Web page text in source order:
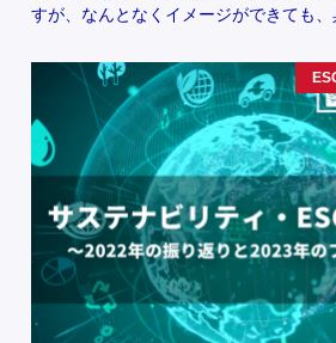
すが、なんとなくイメージができても